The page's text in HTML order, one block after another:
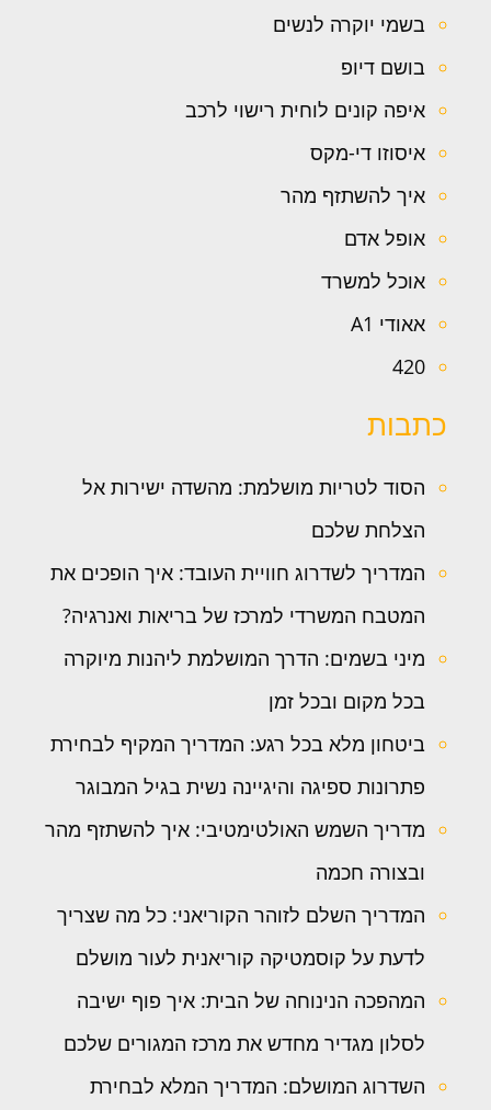
בשמי יוקרה לנשים
בושם דיופ
איפה קונים לוחית רישוי לרכב
איסוזו די-מקס
איך להשתזף מהר
אופל אדם
אוכל למשרד
אאודי A1
420
כתבות
הסוד לטריות מושלמת: מהשדה ישירות אל
הצלחת שלכם
המדריך לשדרוג חוויית העובד: איך הופכים את
המטבח המשרדי למרכז של בריאות ואנרגיה?
מיני בשמים: הדרך המושלמת ליהנות מיוקרה
בכל מקום ובכל זמן
ביטחון מלא בכל רגע: המדריך המקיף לבחירת
פתרונות ספיגה והיגיינה נשית בגיל המבוגר
מדריך השמש האולטימטיבי: איך להשתזף מהר
ובצורה חכמה
המדריך השלם לזוהר הקוריאני: כל מה שצריך
לדעת על קוסמטיקה קוריאנית לעור מושלם
המהפכה הנינוחה של הבית: איך פוף ישיבה
לסלון מגדיר מחדש את מרכז המגורים שלכם
השדרוג המושלם: המדריך המלא לבחירת